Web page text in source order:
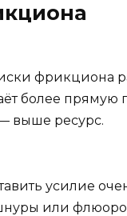
фрикциона
более прямую
выше ресурс.
усилие
или